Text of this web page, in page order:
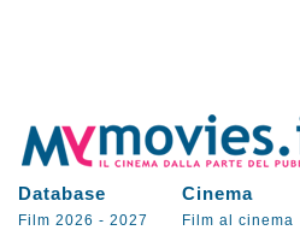
Database Cinema
Film 2026 - 2027 Film al cinema